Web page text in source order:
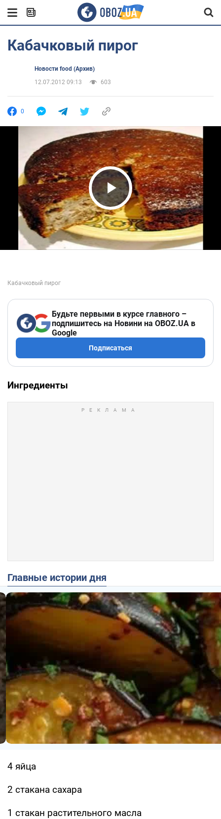
Кабачковый пирог
Новости food (Архив)
12.07.2012 09:13
603
0
Play Video
Будьте первыми в курсе главного –
подпишитесь на Новини на OBOZ.UA в
Google
Подписаться
Ингредиенты
Главные истории дня
4 яйца
2 стакана сахара
1 стакан растительного масла